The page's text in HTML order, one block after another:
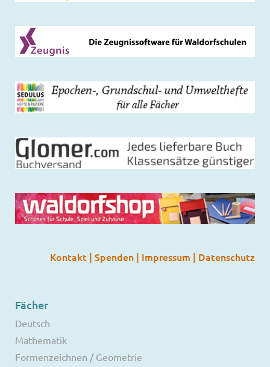
Kontakt | Spenden | Impressum | Datenschutz
Fächer
Deutsch
Mathematik
Formenzeichnen / Geometrie